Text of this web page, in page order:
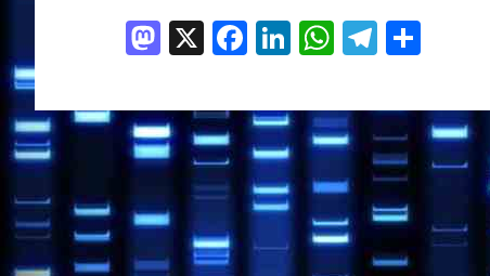
M
to
d
o
n
X F
ce
b
o
o
k
Li
k
e
dI
n
W
at
s
A
p
p
T
e
g
ra
m
m
p
ar
r